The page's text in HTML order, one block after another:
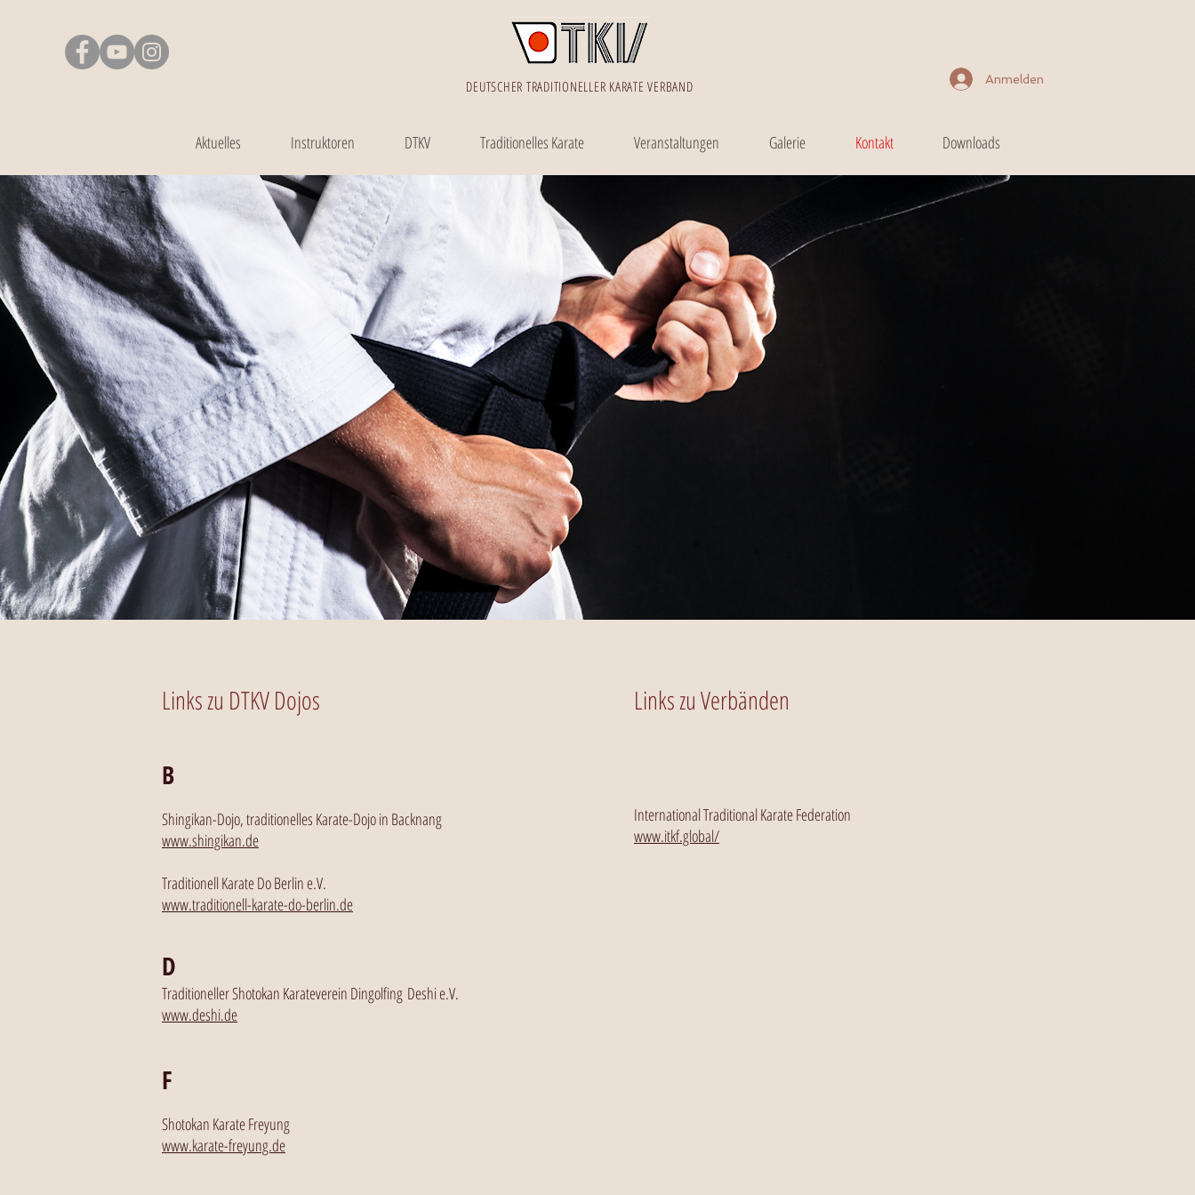
DEUTSCHER TRADITIONELLER KARATE VERBAND Anmelden
Aktuelles Instruktoren DTKV Traditionelles Karate Veranstaltungen Galerie Kontakt Downloads
Links zu DTKV Dojos Links zu Verbänden
B
Shingikan-Dojo, traditionelles Karate-Dojo in Backnang
www.shingikan.de
Traditionell Karate Do Berlin e.V.
www.traditionell-karate-do-berlin.de
D
Traditioneller Shotokan Karateverein Dingolfing Deshi e.V.
www.deshi.de
F
Shotokan Karate Freyung
www.karate-freyung.de
International Traditional Karate Federation
www.itkf.global/